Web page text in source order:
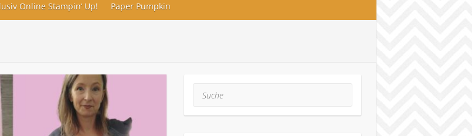
Online Stampin‘ Up! Paper Pumpkin